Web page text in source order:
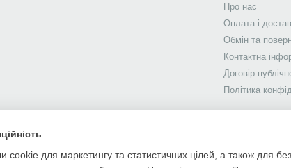
Про нас
Оплата і
Обмін та
Контактна
Договір
Політика
cookie для маркетингу та статистичних цілей, а також для